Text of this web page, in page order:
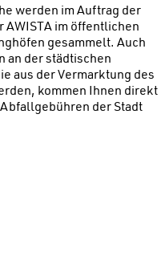
werden im Auftrag der
AWISTA im öffentlichen
gesammelt. Auch
an der städtischen
aus der Vermarktung des
kommen Ihnen direkt
der Stadt